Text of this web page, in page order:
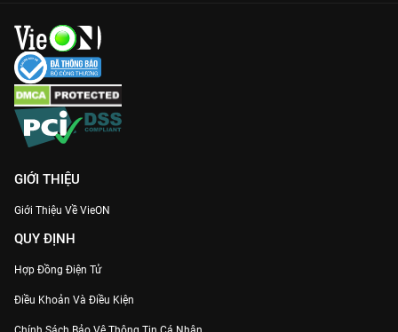
GIỚI THIỆU
Giới Thiệu Về VieON
QUY ĐỊNH
Hợp Đồng Điện Tử
Điều Khoản Và Điều Kiện